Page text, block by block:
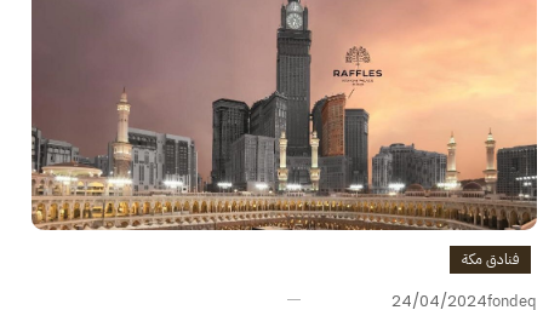
فنادق مكة
24/04/2024fondeq